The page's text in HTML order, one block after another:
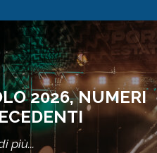
2026, NUMERI
più...